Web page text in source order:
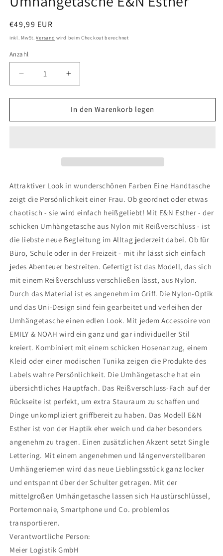
Normaler
Preis
€49,99 EUR
inkl. MwSt.Versand wird beim Checkout berechnet
Anzahl
Verringere
die
Menge
Umhängetasche
Erhöhe
die
Menge
für
Umhängetasche
In den Warenkorb legen
Attraktiver Look in wunderschönen Farben Eine Handtasche
zeigt die Persönlichkeit einer Frau. Ob geordnet oder etwas
chaotisch - sie wird einfach heißgeliebt! Mit E&N Esther - der
schicken Umhängetasche aus Nylon mit Reißverschluss - ist
die liebste neue Begleitung im Alltag jederzeit dabei. Ob für
Büro, Schule oder in der Freizeit - mit ihr lässt sich einfach
jedes Abenteuer bestreiten. Gefertigt ist das Modell, das sich
mit einem Reißverschluss verschließen lässt, aus Nylon.
Durch das Material ist es angenehm im Griff. Die Nylon-Optik
und das Uni-Design sind fein gearbeitet und verleihen der
Umhängetasche einen edlen Look. Mit jedem Accessoire von
EMILY & NOAH wird ein ganz und gar individueller Stil
kreiert. Kombiniert mit einem schicken Hosenanzug, einem
Kleid oder einer modischen Tunika zeigen die Produkte des
Labels wahre Persönlichkeit. Die Umhängetasche hat ein
übersichtliches Hauptfach. Das Reißverschluss-Fach auf der
Rückseite ist perfekt, um extra Stauraum zu schaffen und
Dinge unkompliziert griffbereit zu haben. Das Modell E&N
Esther ist von der Haptik eher weich und daher besonders
angenehm zu tragen. Einen zusätzlichen Akzent setzt Single
Lettering. Mit einem angenehmen und längenverstellbaren
Umhängeriemen wird das neue Lieblingsstück ganz locker
und entspannt über der Schulter getragen. Mit der
mittelgroßen Umhängetasche lassen sich Haustürschlüssel,
Portemonnaie, Smartphone und Co. problemlos
transportieren.
Verantwortliche Person:
Meier Logistik GmbH